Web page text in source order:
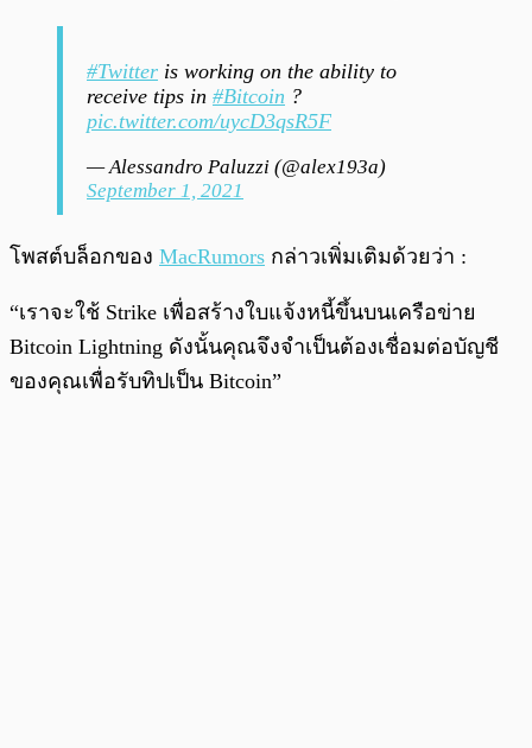
#Twitter is working on the ability to
receive tips in #Bitcoin ?
pic.twitter.com/uycD3qsR5F
— Alessandro Paluzzi (@alex193a)
September 1, 2021
โพสต์บล็อกของ MacRumors กล่าวเพิ่มเติมด้วยว่า :
“เราจะใช้ Strike เพื่อสร้างใบแจ้งหนี้ขึ้นบนเครือข่าย
Bitcoin Lightning ดังนั้นคุณจึงจำเป็นต้องเชื่อมต่อบัญชี
ของคุณเพื่อรับทิปเป็น Bitcoin”